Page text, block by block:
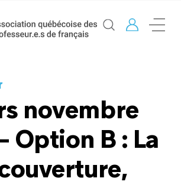
novembre
Option B : La